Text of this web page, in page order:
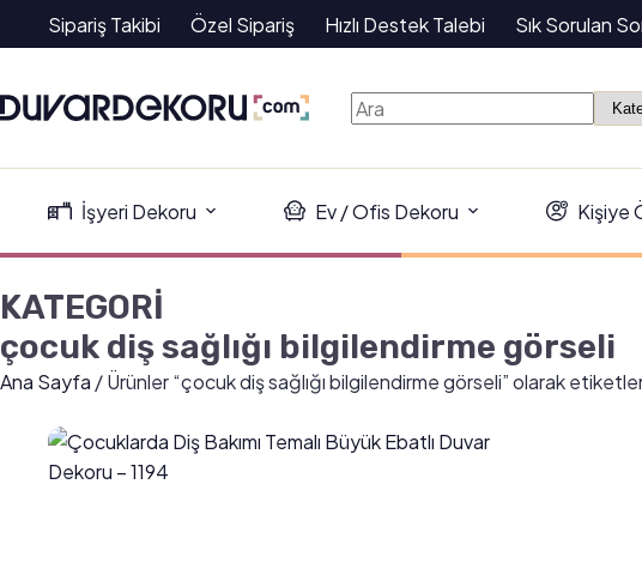
Sipariş Takibi Özel Sipariş Hızlı Destek Talebi Sık Sorulan
İşyeri Dekoru Ev / Ofis Dekoru Kişiye
KATEGORİ
çocuk diş sağlığı bilgilendirme görseli
Ana Sayfa / Ürünler “çocuk diş sağlığı bilgilendirme görseli” olarak